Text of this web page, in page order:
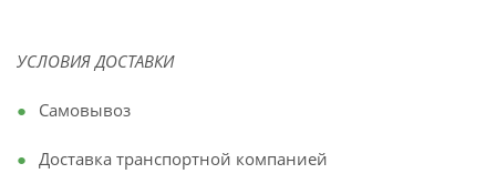
УСЛОВИЯ ДОСТАВКИ
Самовывоз
Доставка транспортной компанией